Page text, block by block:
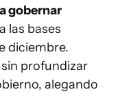
gobernar
las bases
diciembre.
profundizar
alegando